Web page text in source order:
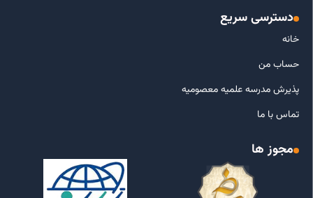
دسترسی سریع
خانه
حساب من
پذیرش مدرسه علمیه معصومیه
تماس با ما
مجوز ها